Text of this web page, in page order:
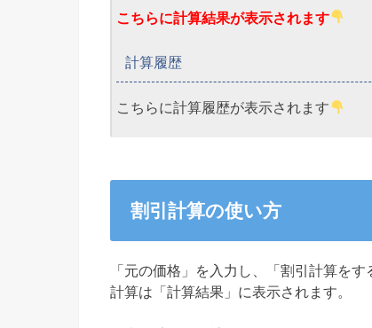
こちらに計算結果が表示されます
計算履歴
こちらに計算履歴が表示されます
割引計算の使い方
「元の価格」を入力し、「割引計算をす
計算は「計算結果」に表示されます。